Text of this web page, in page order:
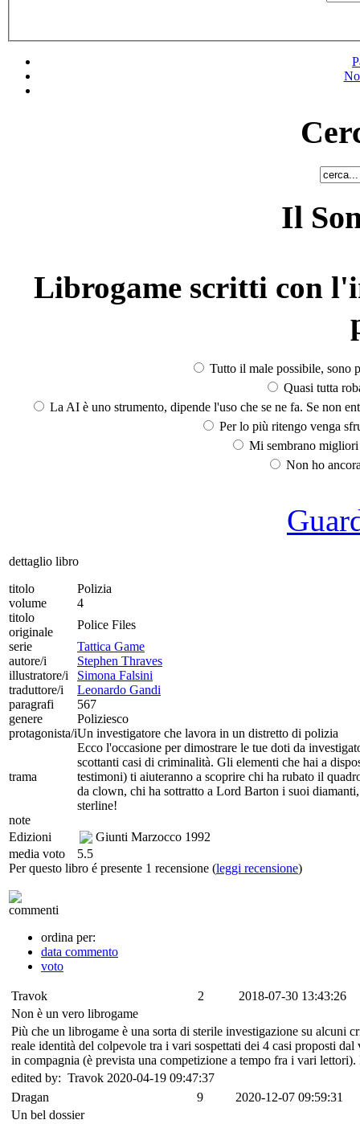
Il
Librogame scritti con
Tutto il male possibile, sono
Quasi tutta
La AI è uno strumento, dipende l'uso che se ne fa. Se non
Per lo più ritengo venga
Mi sembrano
Non ho
dettaglio libro
titolo
Polizia
volume
4
titolo
originale
Police Files
serie
Tattica Game
autore/i
Stephen Thraves
illustratore/i
Simona Falsini
traduttore/i
Leonardo Gandi
paragrafi
567
genere
Poliziesco
protagonista/iUn investigatore che lavora in un distretto di polizia
trama
Ecco l'occasione per dimostrare le tue doti da
scottanti casi di criminalità. Gli elementi che hai a
testimoni) ti aiuteranno a scoprire chi ha rubato il
da clown, chi ha sottratto a Lord Barton i suoi
sterline!
note
Edizioni
Giunti Marzocco 1992
media voto
5.5
Per questo libro é presente 1 recensione (leggi recensione)
commenti
ordina per:
data commento
voto
Travok 2
2018-07-30 13:43:26
Non è un vero librogame
Più che un librogame è una sorta di sterile investigazione su alcuni
reale identità del colpevole tra i vari sospettati dei 4 casi proposti
in compagnia (è prevista una competizione a tempo fra i vari
edited by: Travok 2020-04-19 09:47:37
Dragan
9
2020-12-07 09:59:31
Un bel dossier